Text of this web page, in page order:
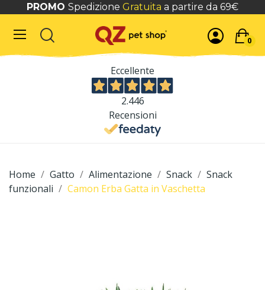
PROMO Spedizione Gratuita a partire da 69€
0
Eccellente
2.446
Recensioni
Home Gatto Alimentazione Snack
Snack
funzionali
Camon Erba Gatta in Vaschetta